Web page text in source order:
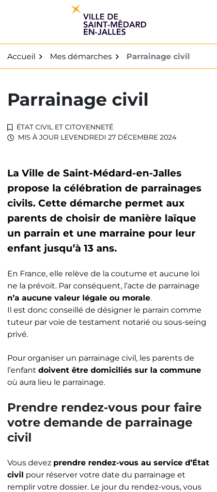
Accueil Mes démarches Parrainage civil
Parrainage civil
ÉTAT CIVIL ET CITOYENNETÉ
MIS À JOUR LEVENDREDI 27 DÉCEMBRE 2024
La Ville de Saint-Médard-en-Jalles
propose la célébration de parrainages
civils. Cette démarche permet aux
parents de choisir de manière laïque
un parrain et une marraine pour leur
enfant jusqu’à 13 ans.
En France, elle relève de la coutume et aucune loi
ne la prévoit. Par conséquent, l’acte de parrainage
n’a aucune valeur légale ou morale.
Il est donc conseillé de désigner le parrain comme
tuteur par voie de testament notarié ou sous-seing
privé.
Pour organiser un parrainage civil, les parents de
l’enfant doivent être domiciliés sur la commune
où aura lieu le parrainage.
Prendre rendez-vous pour faire
votre demande de parrainage
civil
Vous devez prendre rendez-vous au service d’État
civil pour réserver votre date du parrainage et
remplir votre dossier. Le jour du rendez-vous, vous